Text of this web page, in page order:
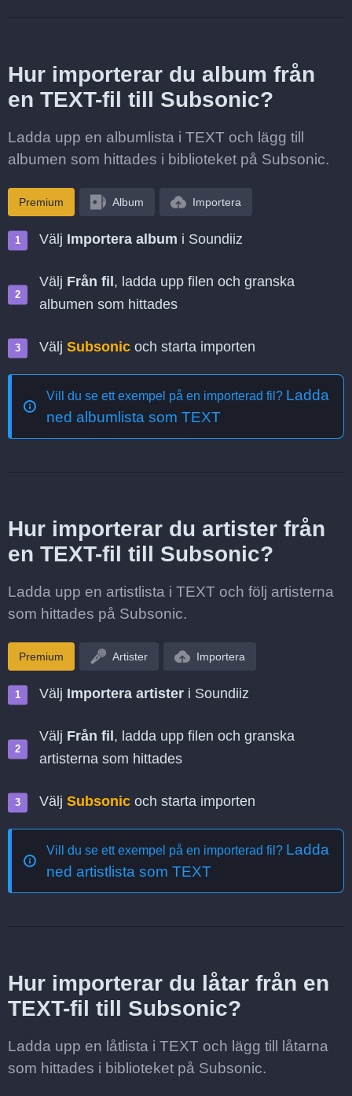
Hur importerar du album från
en TEXT-fil till Subsonic?
Ladda upp en albumlista i TEXT och lägg till
albumen som hittades i biblioteket på Subsonic.
Premium Album Importera
Välj Importera album i Soundiiz
Välj Från fil , ladda upp filen och granska
albumen som hittades
Välj Subsonic och starta importen
Vill du se ett exempel på en importerad fil? Ladda
ned albumlista som TEXT
Hur importerar du artister från
en TEXT-fil till Subsonic?
Ladda upp en artistlista i TEXT och följ artisterna
som hittades på Subsonic.
Premium Artister Importera
Välj Importera artister i Soundiiz
Välj Från fil , ladda upp filen och granska
artisterna som hittades
Välj Subsonic och starta importen
Vill du se ett exempel på en importerad fil? Ladda
ned artistlista som TEXT
Hur importerar du låtar från en
TEXT-fil till Subsonic?
Ladda upp en låtlista i TEXT och lägg till låtarna
som hittades i biblioteket på Subsonic.